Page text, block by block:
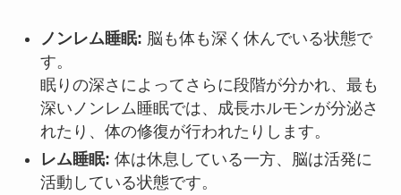
ノンレム睡眠: 脳も体も深く休んでいる状態で
す。
眠りの深さによってさらに段階が分かれ、最も
深いノンレム睡眠では、成長ホルモンが分泌さ
れたり、体の修復が行われたりします。
レム睡眠: 体は休息している一方、脳は活発に
活動している状態です。